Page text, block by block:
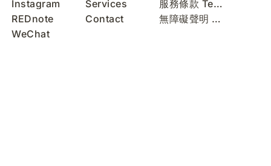
Instagram
REDnote
WeChat
Services
Contact
服務條款 Terms of Use
無障礙聲明 Accessibility Statement